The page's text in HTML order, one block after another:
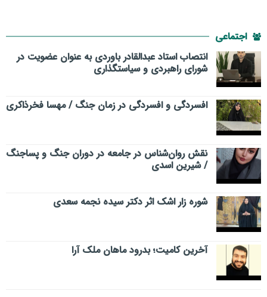
اجتماعی
انتصاب استاد عبدالقادر باوردی به عنوان عضویت در
شورای راهبردی و سیاستگذاری
افسردگی و افسردگی در زمان جنگ / مهسا فخرذاکری
نقش روان‌شناس در جامعه در دوران جنگ و پساجنگ
/ شیرین اسدی
شوره زار اشک اثر دکتر سیده نجمه سعدی
​آخرین کامیت؛ بدرود ماهان ملک آرا